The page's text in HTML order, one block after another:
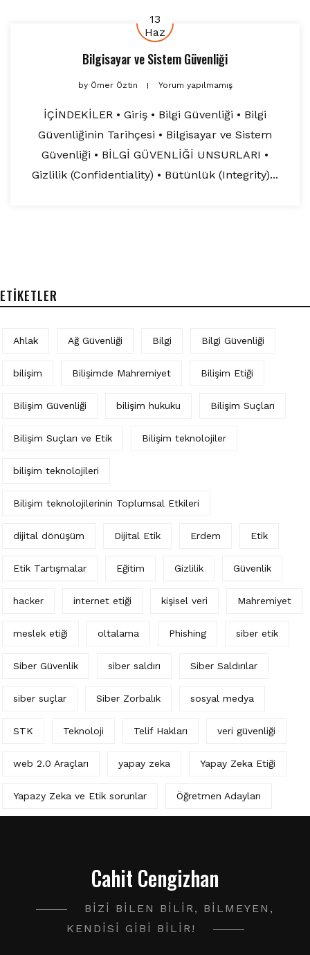
13
Haz
Bilgisayar ve Sistem Güvenliği
byÖmer Öztin Yorum yapılmamış
İÇİNDEKİLER • Giriş • Bilgi Güvenliği • Bilgi
Güvenliğinin Tarihçesi • Bilgisayar ve Sistem
Güvenliği • BİLGİ GÜVENLİĞİ UNSURLARI •
Gizlilik (Confidentiality) • Bütünlük (Integrity)...
ETIKETLER
Ahlak Ağ Güvenliği Bilgi Bilgi Güvenliği
bilişim Bilişimde Mahremiyet Bilişim Etiği
Bilişim Güvenliği bilişim hukuku Bilişim Suçları
Bilişim Suçları ve Etik Bilişim teknolojiler
bilişim teknolojileri
Bilişim teknolojilerinin Toplumsal Etkileri
dijital dönüşüm Dijital Etik Erdem Etik
Etik Tartışmalar Eğitim Gizlilik Güvenlik
hacker internet etiği kişisel veri Mahremiyet
meslek etiği oltalama Phishing siber etik
Siber Güvenlik siber saldırı Siber Saldırılar
siber suçlar Siber Zorbalık sosyal medya
STK Teknoloji Telif Hakları veri güvenliği
web 2.0 Araçları yapay zeka Yapay Zeka Etiği
Yapazy Zeka ve Etik sorunlar Öğretmen Adayları
Cahit Cengizhan
BIZI BILEN BILIR, BILMEYEN,
KENDISI GIBI BILIR!